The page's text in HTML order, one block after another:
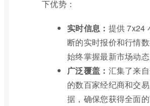
下优势：
实时信息： 提供 7x24
断的实时报价和行情
始终掌握最新市场动态
广泛覆盖： 汇集了来
的数百家经纪商和交
据，确保您获得全面